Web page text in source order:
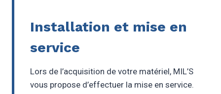
Installation et mise en
service
Lors de l’acquisition de votre matériel, MIL’S
vous propose d’effectuer la mise en service.